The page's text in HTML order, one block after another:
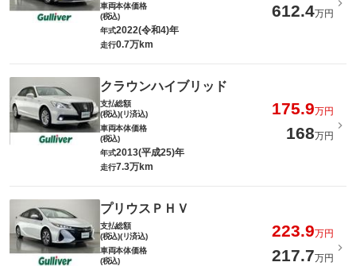
車両本体価格
(税込)
612.4万円
年式2022(令和4)年
走行0.7万km
クラウンハイブリッド
支払総額
(税込)(リ済込)
175.9万円
車両本体価格
(税込)
168万円
年式2013(平成25)年
走行7.3万km
プリウスＰＨＶ
支払総額
(税込)(リ済込)
223.9万円
車両本体価格
(税込)
217.7万円